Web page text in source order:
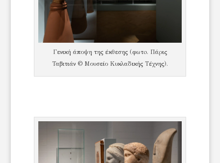
Γενική άποψη της έκθεσης (φωτo. Πάρις
Ταβιτιάν © Μουσείο Κυκλαδικής Τέχνης).